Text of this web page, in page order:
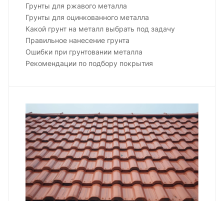
Грунты для ржавого металла
Грунты для оцинкованного металла
Какой грунт на металл выбрать под задачу
Правильное нанесение грунта
Ошибки при грунтовании металла
Рекомендации по подбору покрытия